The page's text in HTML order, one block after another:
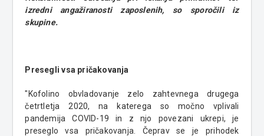
izredni angažiranosti zaposlenih, so sporočili iz
skupine.
Presegli vsa pričakovanja
"Kofolino obvladovanje zelo zahtevnega drugega
četrtletja 2020, na katerega so močno vplivali
pandemija COVID-19 in z njo povezani ukrepi, je
preseglo vsa pričakovanja. Čeprav se je prihodek